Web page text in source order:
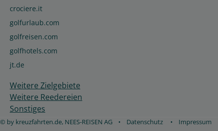
crociere.it
golfurlaub.com
golfreisen.com
golfhotels.com
jt.de
Weitere Zielgebiete
Weitere Reedereien
Sonstiges
© by kreuzfahrten.de, NEES-REISEN AG • Datenschutz • Impressum